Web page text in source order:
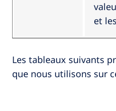
et
Les tableaux suivants
que nous utilisons sur